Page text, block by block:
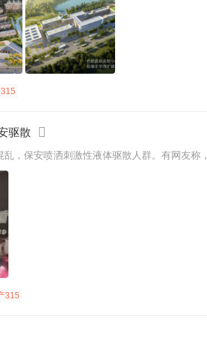
驱散
，保安喷洒刺激性液体驱散人群。有网友称
315